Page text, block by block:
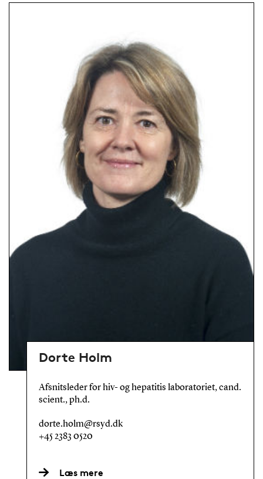
Dorte Holm
Afsnitsleder for hiv- og hepatitis laboratoriet, cand.
scient., ph.d.
dorte.holm@rsyd.dk
+45 2383 0520
Læs mere